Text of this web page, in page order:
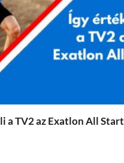
a TV2 az Exatlon All Start